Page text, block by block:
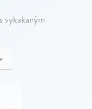
vykakaným